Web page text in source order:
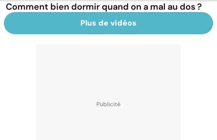
Comment bien dormir quand on a mal au dos ?
Plus de vidéos